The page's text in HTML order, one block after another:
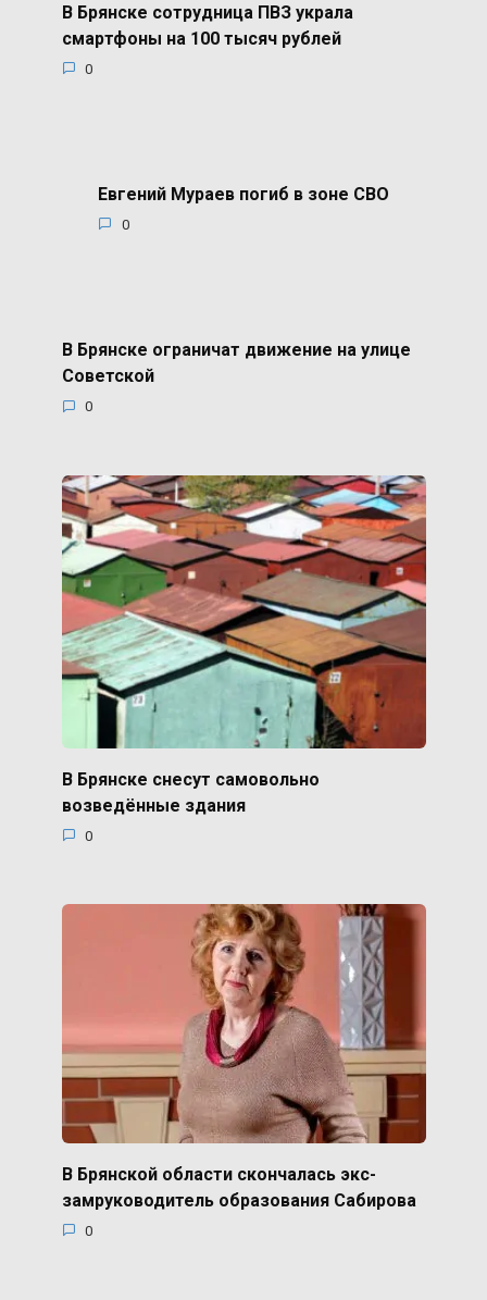
В Брянске сотрудница ПВЗ украла
смартфоны на 100 тысяч рублей
0
Евгений Мураев погиб в зоне СВО
0
В Брянске ограничат движение на улице
Советской
0
В Брянске снесут самовольно
возведённые здания
0
В Брянской области скончалась экс-
замруководитель образования Сабирова
0